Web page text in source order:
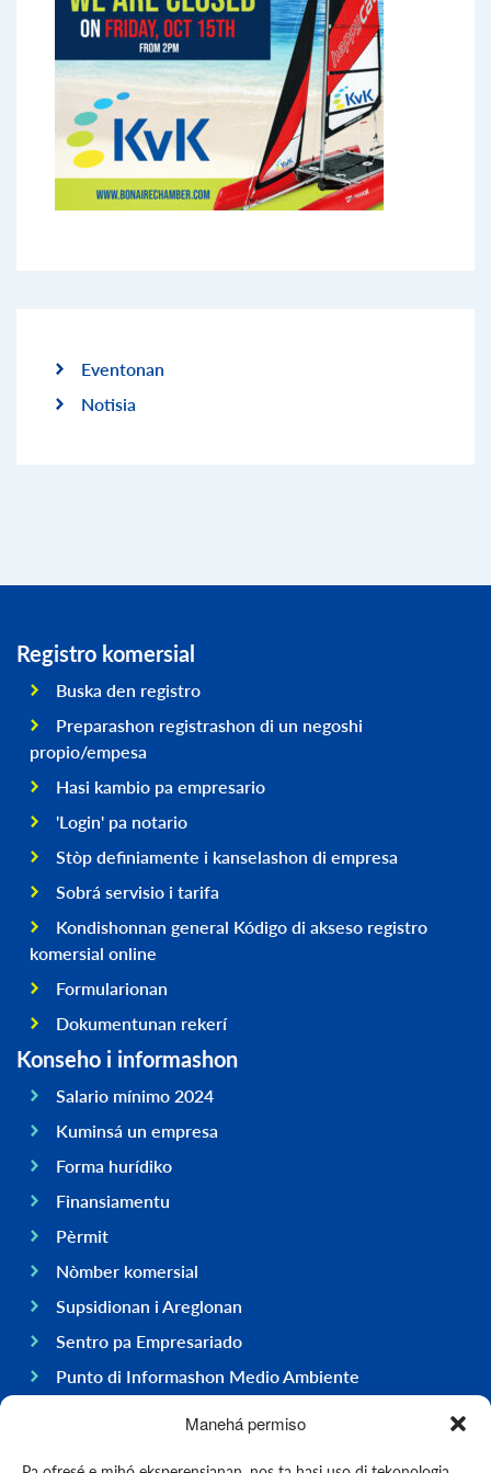
Manehá permiso
Eventonan
Notisia
Registro komersial
Buska den registro
Preparashon registrashon di un negoshi
propio/empesa
Hasi kambio pa empresario
'Login' pa notario
Stòp definiamente i kanselashon di empresa
Sobrá servisio i tarifa
Kondishonnan general Kódigo di akseso registro
komersial online
Formularionan
Dokumentunan rekerí
Konseho i informashon
Salario mínimo 2024
Kuminsá un empresa
Forma hurídiko
Finansiamentu
Pèrmit
Nòmber komersial
Supsidionan i Areglonan
Sentro pa Empresariado
Punto di Informashon Medio Ambiente
Hasi negoshi na Boneiru